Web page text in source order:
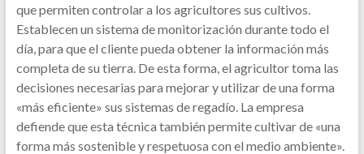
que permiten controlar a los agricultores sus cultivos.
Establecen un sistema de monitorización durante todo el
día, para que el cliente pueda obtener la información más
completa de su tierra. De esta forma, el agricultor toma las
decisiones necesarias para mejorar y utilizar de una forma
«más eficiente» sus sistemas de regadío. La empresa
defiende que esta técnica también permite cultivar de «una
forma más sostenible y respetuosa con el medio ambiente».